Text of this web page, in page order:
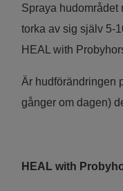
Spraya hudområdet
torka av sig själv 5-
HEAL with
Är hudförändringen
gånger om dagen)
HEAL with